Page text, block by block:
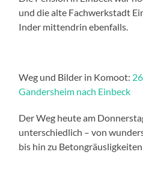
und die alte Fachwerkstadt
Inder mittendrin ebenfalls.
Weg und Bilder in Komoot:
Gandersheim nach Einbeck
Der Weg heute am
unterschiedlich – von
bis hin zu Betongräusligkeiten